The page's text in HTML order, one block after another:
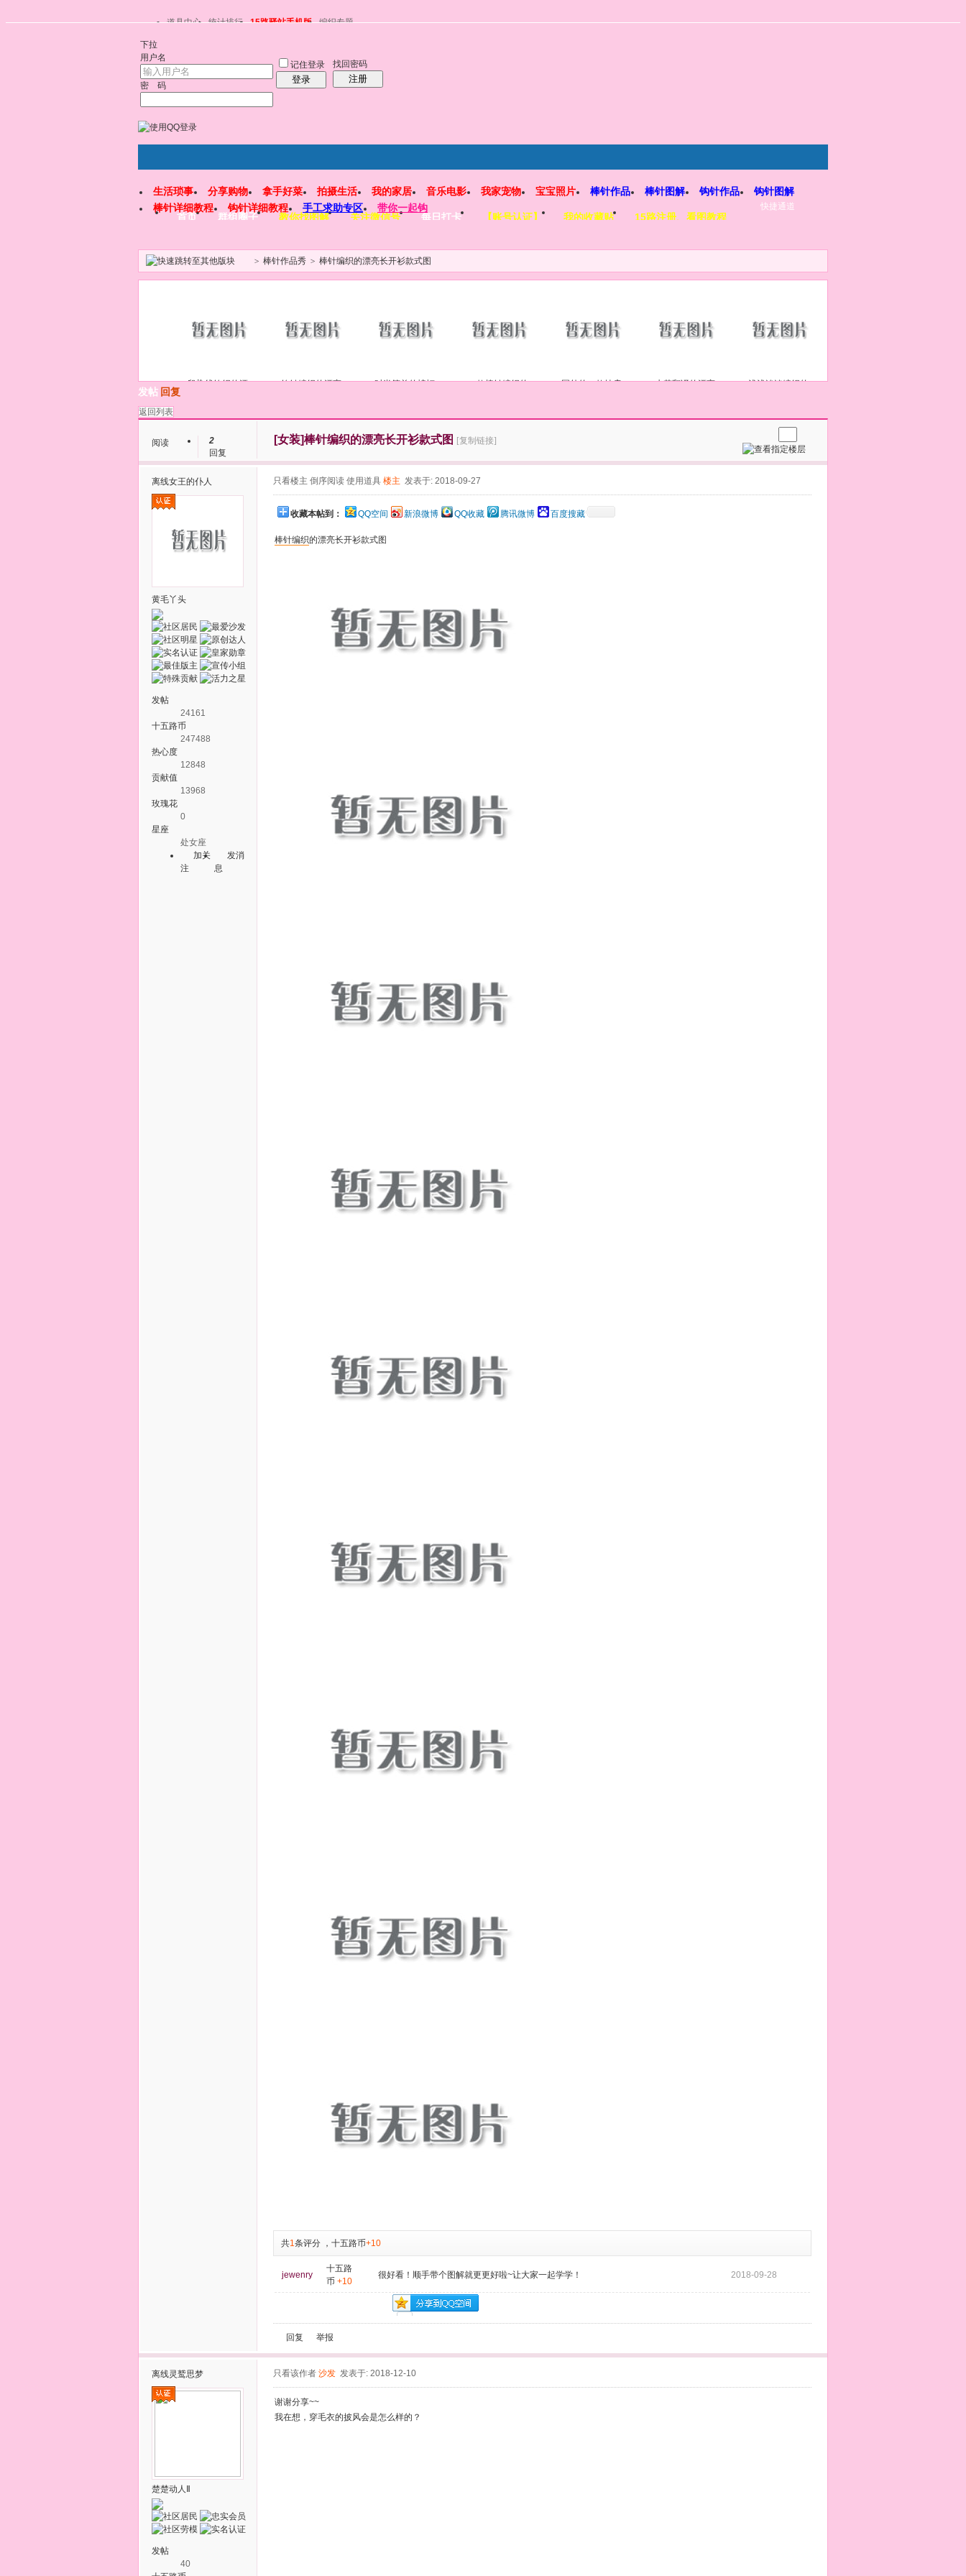
道具中心 统计排行 15路驿站手机版 编织专题
下拉
用户名
密 码
记住登录
登录
找回密码
注册
快捷通道
首页 群组圈子 教你找图解 关注微信号 每日打卡 【账号认证】 我的收藏贴 15路注册、看图教程
生活琐事 分享购物 拿手好菜 拍摄生活 我的家居 音乐电影 我家宠物 宝宝照片 棒针作品 棒针图解 钩针作品
钩针图解
棒针详细教程
钩针详细教程 手工求助专区 带你一起钩
> 棒针作品秀 > 棒针编织的漂亮长开衫款式图
段染线钩织的漂 钩针编织的漂亮 时尚简单的蝙蝠 一款棒针编织的 国外的一款披肩 水若翻译的漂亮 浅浅淡淡编织的
发帖 回复
返回列表
阅读
2
回复
[女装]棒针编织的漂亮长开衫款式图 [复制链接]
离线女王的仆人
黄毛丫头
发帖
24161
十五路币
247488
热心度
12848
贡献值
13968
玫瑰花
0
星座
处女座
加关
注
发消
息
只看楼主 倒序阅读 使用道具 楼主 发表于: 2018-09-27
收藏本帖到： QQ空间 新浪微博 QQ收藏 腾讯微博 百度搜藏
棒针编织的漂亮长开衫款式图
共1条评分 ， 十五路币+10
jewenry
十五路
币 +10
很好看！顺手带个图解就更更好啦~让大家一起学学！ 2018-09-28
回复 举报
离线灵鹫思梦
楚楚动人Ⅱ
发帖
40
只看该作者 沙发 发表于: 2018-12-10
谢谢分享~~
我在想，穿毛衣的披风会是怎么样的？